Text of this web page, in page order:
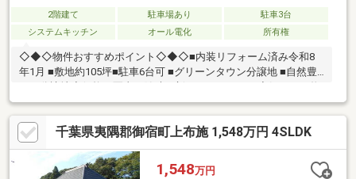
2階建て 駐車場あり
駐車3台
システムキッチン
オール電化 所有権
◇◆◇物件おすすめポイント◇◆◇■内装リフォーム済み令和8
年1月 ■敷地約105坪■駐車6台可 ■グリーンタウン分譲地 ■自然豊
かな分譲地◆価格や写真を随時更新しています！！◆気になる物
件の価格変更や、物件の状況もいち早くわかって便利な『お気に
入り追加』をぜひご利用ください♪
千葉県夷隅郡御宿町上布施 1,548万円 4SLDK
1,548万円